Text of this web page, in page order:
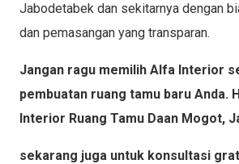
Jabodetabek dan sekitarnya dengan
dan pemasangan yang transparan.
Jangan ragu memilih Alfa Interior
pembuatan ruang tamu baru Anda.
Interior Ruang Tamu Daan Mogot,
sekarang juga untuk konsultasi